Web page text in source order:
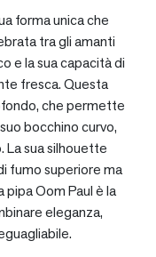
forma unica che
tra gli amanti
e la sua capacità di
fresca. Questa
che permette
bocchino curvo,
La sua silhouette
fumo superiore ma
pipa Oom Paul è la
eleganza,